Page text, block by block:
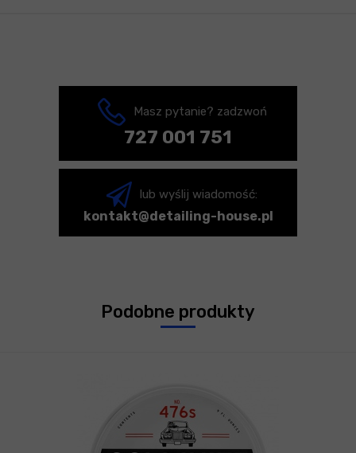
Masz pytanie? zadzwoń
727 001 751
lub wyślij wiadomość:
kontakt@detailing-house.pl
Podobne produkty